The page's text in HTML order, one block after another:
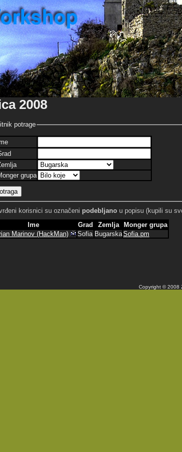
2008
potrage
Ime
grupa
korisnici su označeni podebljano u popisu (kupili su
Ime
Grad Zemlja
Monger grupa
Marinov (‎HackMan‎)
Sofia BugarskaSofia.pm
Copyright © 2008